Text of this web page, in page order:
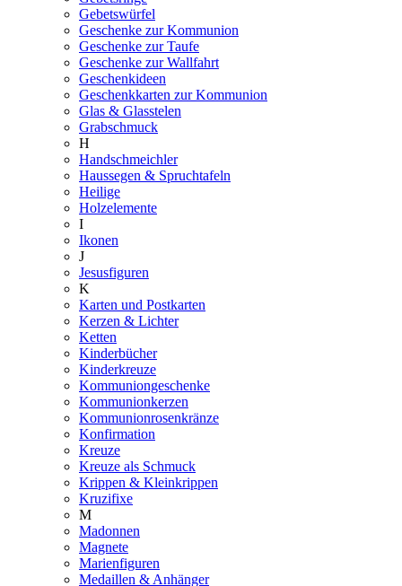
Gebetswürfel
Geschenke zur Kommunion
Geschenke zur Taufe
Geschenke zur Wallfahrt
Geschenkideen
Geschenkkarten zur Kommunion
Glas & Glasstelen
Grabschmuck
H
Handschmeichler
Haussegen & Spruchtafeln
Heilige
Holzelemente
I
Ikonen
J
Jesusfiguren
K
Karten und Postkarten
Kerzen & Lichter
Ketten
Kinderbücher
Kinderkreuze
Kommuniongeschenke
Kommunionkerzen
Kommunionrosenkränze
Konfirmation
Kreuze
Kreuze als Schmuck
Krippen & Kleinkrippen
Kruzifixe
M
Madonnen
Magnete
Marienfiguren
Medaillen & Anhänger